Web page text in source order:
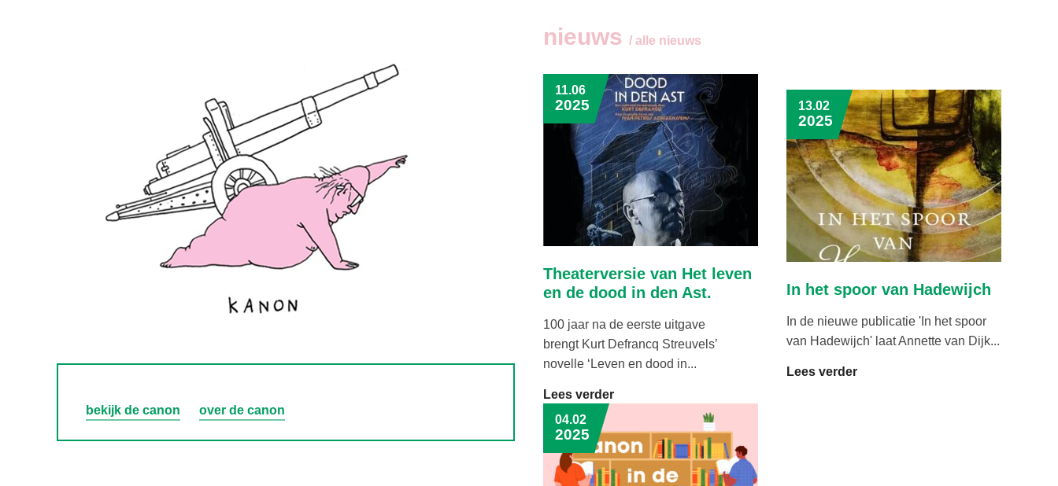
bekijk de canon over de canon
nieuws / alle nieuws
11.06
2025
Theaterversie van Het leven
en de dood in den Ast.
100 jaar na de eerste uitgave
brengt Kurt Defrancq Streuvels’
novelle ‘Leven en dood in...
Lees verder
13.02
2025
In het spoor van Hadewijch
In de nieuwe publicatie 'In het spoor
van Hadewijch' laat Annette van Dijk...
Lees verder
04.02
2025